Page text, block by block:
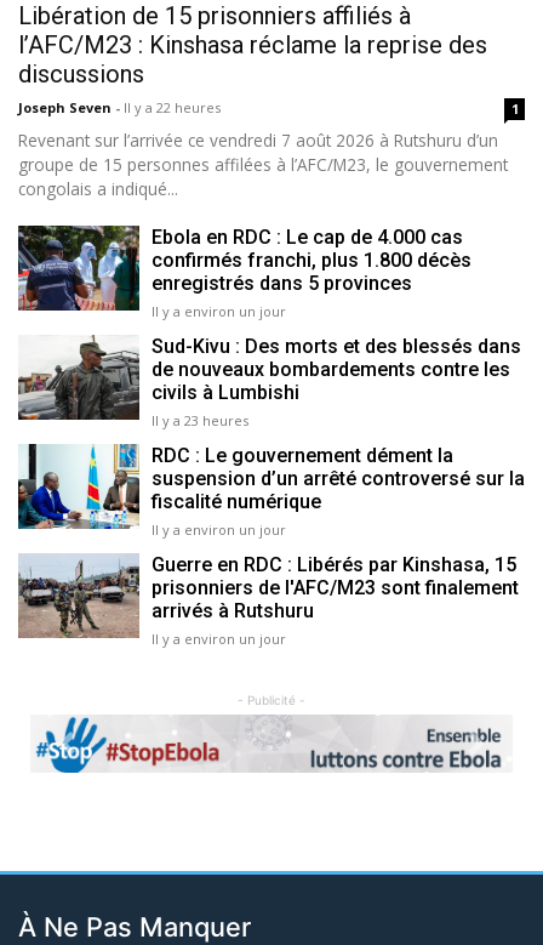
Libération de 15 prisonniers affiliés à
l’AFC/M23 : Kinshasa réclame la reprise des
discussions
Joseph Seven - Il y a 22 heures 1
Revenant sur l’arrivée ce vendredi 7 août 2026 à Rutshuru d’un
groupe de 15 personnes affilées à l’AFC/M23, le gouvernement
congolais a indiqué...
Ebola en RDC : Le cap de 4.000 cas
confirmés franchi, plus 1.800 décès
enregistrés dans 5 provinces
Il y a environ un jour
Sud-Kivu : Des morts et des blessés dans
de nouveaux bombardements contre les
civils à Lumbishi
Il y a 23 heures
RDC : Le gouvernement dément la
suspension d’un arrêté controversé sur la
fiscalité numérique
Il y a environ un jour
Guerre en RDC : Libérés par Kinshasa, 15
prisonniers de l'AFC/M23 sont finalement
arrivés à Rutshuru
Il y a environ un jour
- Publicité -
Previous Next
À Ne Pas Manquer